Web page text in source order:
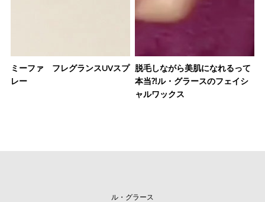
ミーファ フレグランスUVスプ
レー
脱毛しながら美肌になれるって
本当⁈ル・グラースのフェイシ
ャルワックス
ル・グラース